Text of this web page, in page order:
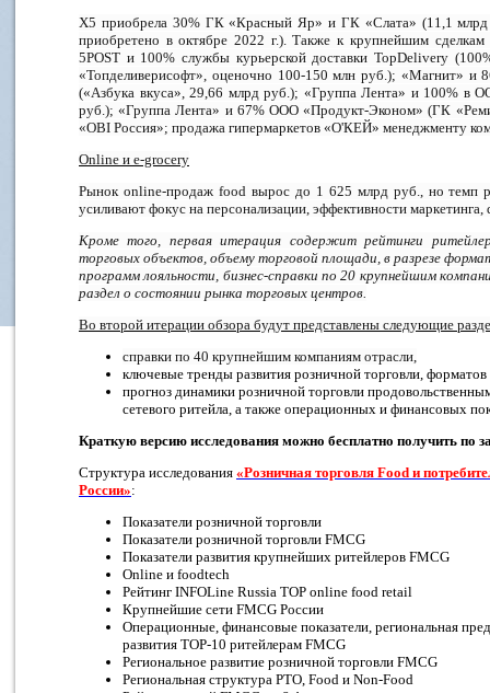
X5 приобрела 30% ГК «Красный Яр» и ГК «Слата» (11,1
приобретено в октябре 2022 г.). Также к крупнейшим
5POST и 100% службы курьерской доставки TopDelivery
«Топделиверисофт», оценочно 100-150 млн руб.); «Магнит» и
(«Азбука вкуса», 29,66 млрд руб.); «Группа Лента» и 100% в
руб.); «Группа Лента» и 67% ООО «Продукт-Эконом» (ГК
«OBI Россия»; продажа гипермаркетов «О'КЕЙ» менеджменту
Online и e-grocery
Рынок online-продаж food вырос до 1 625 млрд руб., но темп
усиливают фокус на персонализации, эффективности
Кроме того, первая итерация содержит рейтинги
торговых объектов, объему торговой площади, в разрезе
программ лояльности, бизнес-справки по 20 крупнейшим
раздел о состоянии рынка торговых центров.
Во второй итерации обзора будут представлены следующие
справки по 40 крупнейшим компаниям отрасли,
ключевые тренды развития розничной торговли,
прогноз динамики розничной торговли
сетевого ритейла, а также операционных и финансовых
Краткую версию исследования можно бесплатно получить по
Структура исследования «Розничная торговля Food и
России»:
Показатели розничной торговли
Показатели розничной торговли FMCG
Показатели развития крупнейших ритейлеров FMCG
Online и foodtech
Рейтинг INFOLine Russia TOP online food retail
Крупнейшие сети FMCG России
Операционные, финансовые показатели, региональная
развития TOP-10 ритейлерам FMCG
Региональное развитие розничной торговли FMCG
Региональная структура РТО, Food и Non-Food